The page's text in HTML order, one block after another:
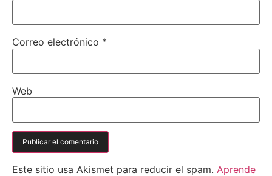
Correo electrónico *
Web
Este sitio usa Akismet para reducir el spam. Aprende